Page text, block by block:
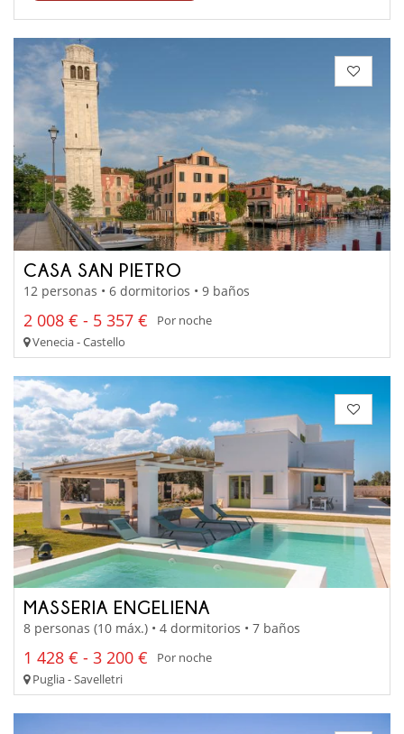
CASA SAN PIETRO
12 personas • 6 dormitorios • 9 baños
2 008 € - 5 357 €
Por noche
Venecia - Castello
MASSERIA ENGELIENA
8 personas (10 máx.) • 4 dormitorios • 7 baños
1 428 € - 3 200 €
Por noche
Puglia - Savelletri